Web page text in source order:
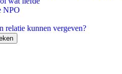
NPO
relatie kunnen vergeven?